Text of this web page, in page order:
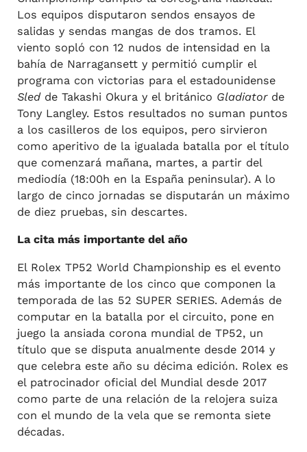
Los equipos disputaron sendos ensayos de
salidas y sendas mangas de dos tramos. El
viento sopló con 12 nudos de intensidad en la
bahía de Narragansett y permitió cumplir el
programa con victorias para el estadounidense
Sledde Takashi Okura y el británico Gladiatorde
Tony Langley. Estos resultados no suman puntos
a los casilleros de los equipos, pero sirvieron
como aperitivo de la igualada batalla por el título
que comenzará mañana, martes, a partir del
mediodía (18:00h en la España peninsular). A lo
largo de cinco jornadas se disputarán un máximo
de diez pruebas, sin descartes.
La cita más importante del año
El Rolex TP52 World Championship es el evento
más importante de los cinco que componen la
temporada de las 52 SUPER SERIES. Además de
computar en la batalla por el circuito, pone en
juego la ansiada corona mundial de TP52, un
título que se disputa anualmente desde 2014 y
que celebra este año su décima edición. Rolex es
el patrocinador oficial del Mundial desde 2017
como parte de una relación de la relojera suiza
con el mundo de la vela que se remonta siete
décadas.